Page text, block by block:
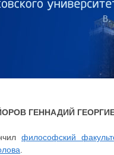
ГЕННАДИЙ
философский